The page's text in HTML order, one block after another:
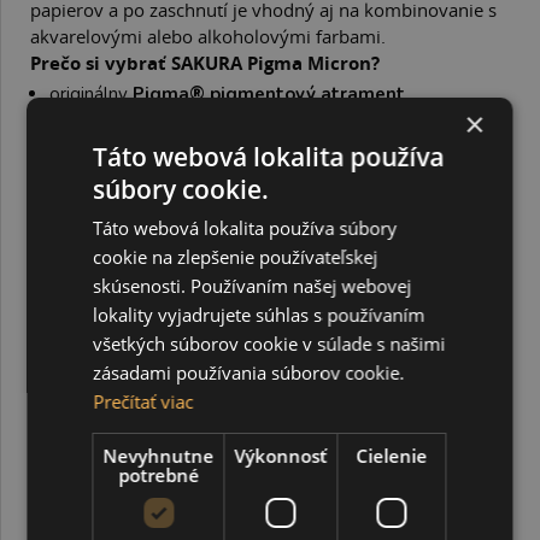
papierov a po zaschnutí je vhodný aj na kombinovanie s
akvarelovými alebo alkoholovými farbami.
Prečo si vybrať SAKURA Pigma Micron?
originálnyPigma® pigmentový atrament
vodeodolný a svetlostály atrament
presné a konzistentné línie
vhodný na technické kreslenie, ilustrácie, manga,
Zentangle®, bullet journal aj kaligrafiu
ideálny na podpisovanie umeleckých diel
obľúbený medzi profesionálmi aj hobby tvorcami
vysoká kvalita značky Sakura
Obsah sady
s hrotmi:
0,50 mm
×
Táto webová lokalita používa
súbory cookie.
Táto webová lokalita používa súbory
cookie na zlepšenie používateľskej
skúsenosti. Používaním našej webovej
lokality vyjadrujete súhlas s používaním
všetkých súborov cookie v súlade s našimi
zásadami používania súborov cookie.
Prečítať viac
Nevyhnutne
potrebné
Výkonnosť Cielenie